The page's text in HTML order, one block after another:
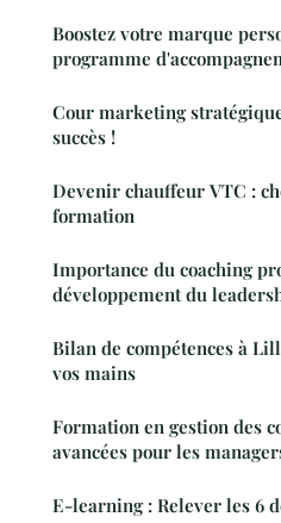
Boostez votre marque
programme
Cour marketing
succès !
Devenir chauffeur VTC :
formation
Importance du coaching
développement du
Bilan de compétences à
vos mains
Formation en gestion des
avancées pour les
E-learning : Relever les 6